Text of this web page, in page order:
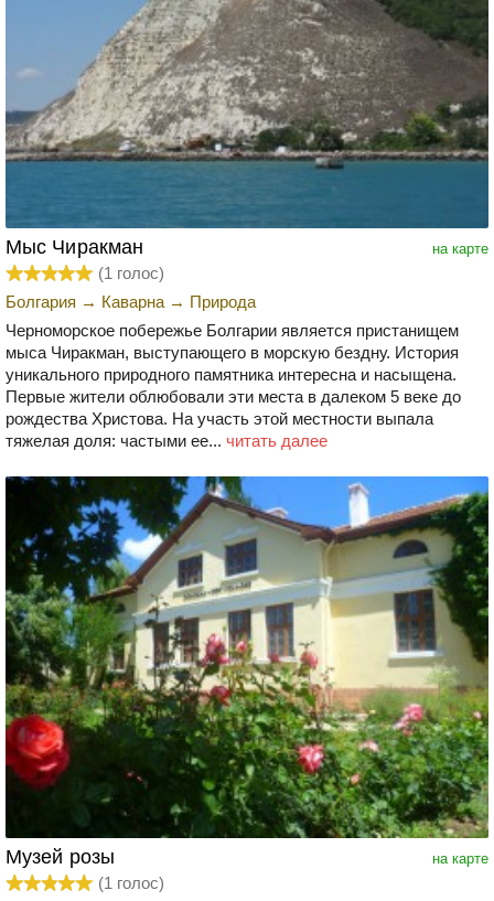
на карте
Мыс Чиракман
(1 голос)
Болгария → Каварна → Природа
Черноморское побережье Болгарии является пристанищем
мыса Чиракман, выступающего в морскую бездну. История
уникального природного памятника интересна и насыщена.
Первые жители облюбовали эти места в далеком 5 веке до
рождества Христова. На участь этой местности выпала
тяжелая доля: частыми ее... читать далее
на карте
Музей розы
(1 голос)